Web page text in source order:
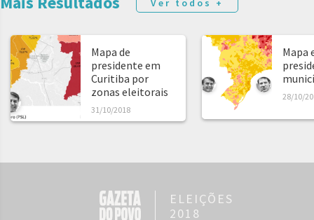
Mapa de
presidente em
Curitiba por
zonas eleitorais
31/10/2018
Mapa
28/10/
ELEIÇÕES
2018